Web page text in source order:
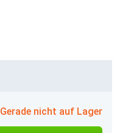
Gerade nicht auf Lager